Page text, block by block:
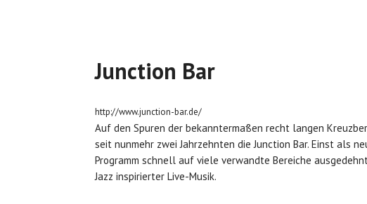
Junction Bar
http://www.junction-bar.de/
Auf den Spuren der bekanntermaßen recht langen
seit nunmehr zwei Jahrzehnten die Junction Bar. Einst als
Programm schnell auf viele verwandte Bereiche
Jazz inspirierter Live-Musik.